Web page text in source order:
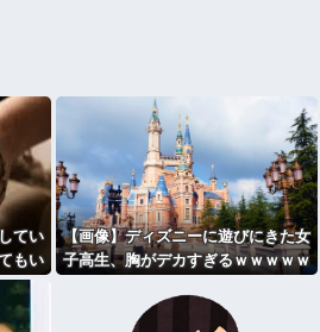
てい
もい
【画像】ディズニーに遊びにきた女
子高生、胸がデカすぎるｗｗｗｗｗ